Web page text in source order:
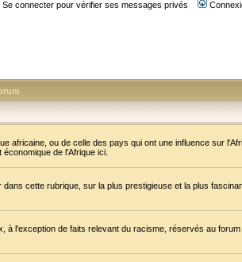
Se connecter pour vérifier ses messages privés
africaine, ou de celle des pays qui ont une influence sur
de l'Afrique ici.
cette rubrique, sur la plus prestigieuse et la plus
l'exception de faits relevant du racisme, réservés au